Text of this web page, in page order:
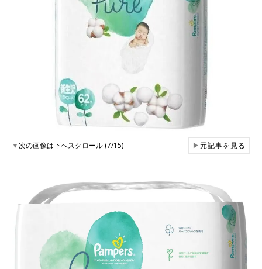
▼次の画像は下へスクロール (7/15) ▶元記事を見る